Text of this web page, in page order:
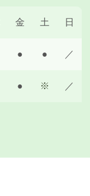
金 土 日
● ● ／
● ※ ／